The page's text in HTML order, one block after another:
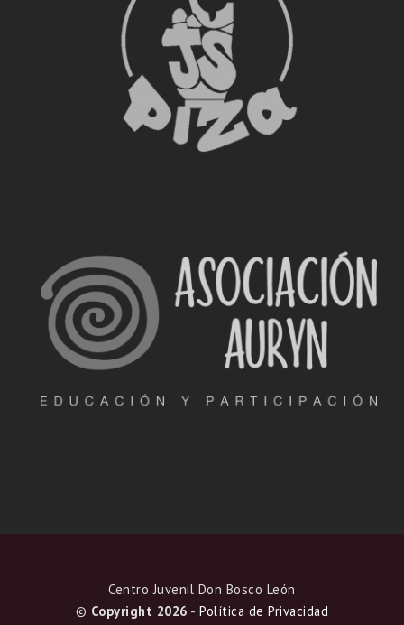
Centro Juvenil Don Bosco León
© Copyright 2026 -Política de Privacidad